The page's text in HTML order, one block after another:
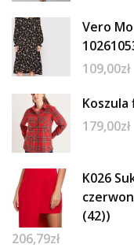
Vero
109,00zł
Koszula
179,00zł
K026
(42))
206,79zł